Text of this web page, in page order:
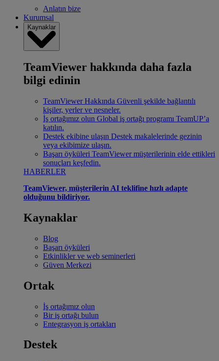
Anlatın bize
Kurumsal
Kaynaklar
TeamViewer hakkında daha fazla
bilgi edinin
TeamViewer Hakkında Güvenli şekilde bağlantılı
kişiler, yerler ve nesneler.
İş ortağımız olun Global iş ortağı programı TeamUP’a
katılın.
Destek ekibine ulaşın Destek makalelerinde gezinin
veya ekibimize ulaşın.
Başarı öyküleri TeamViewer müşterilerinin elde ettikleri
sonuçları keşfedin.
HABERLER
TeamViewer, müşterilerin AI teklifine hızlı adapte
olduğunu bildiriyor.
Kaynaklar
Blog
Başarı öyküleri
Etkinlikler ve web seminerleri
Güven Merkezi
Ortak
İş ortağımız olun
Bir iş ortağı bulun
Entegrasyon iş ortakları
Destek